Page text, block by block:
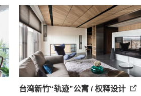
台湾新竹“轨迹”公寓 / 权释设计